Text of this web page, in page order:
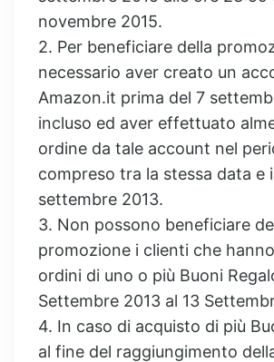
novembre 2015.
2. Per beneficiare della
necessario aver creato un
Amazon.it prima del 7
incluso ed aver effettuato
ordine da tale account nel
compreso tra la stessa data e
settembre 2013.
3. Non possono beneficiare
promozione i clienti che
ordini di uno o più Buoni
Settembre 2013 al 13
4. In caso di acquisto di più
al fine del raggiungimento